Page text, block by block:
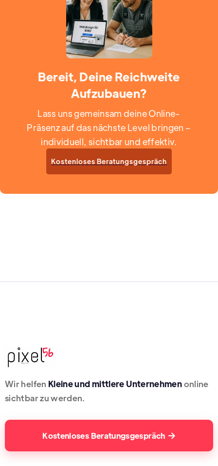
Bereit, Deine Reichweite
Aufzubauen?
Lass uns gemeinsam deine Online-
Präsenz auf das nächste Level bringen –
individuell, sichtbar und effektiv.
Kostenloses Beratungsgespräch
Wir helfen Kleine und mittlere Unternehmenonline
sichtbar zu werden.
Kostenloses Beratungsgespräch